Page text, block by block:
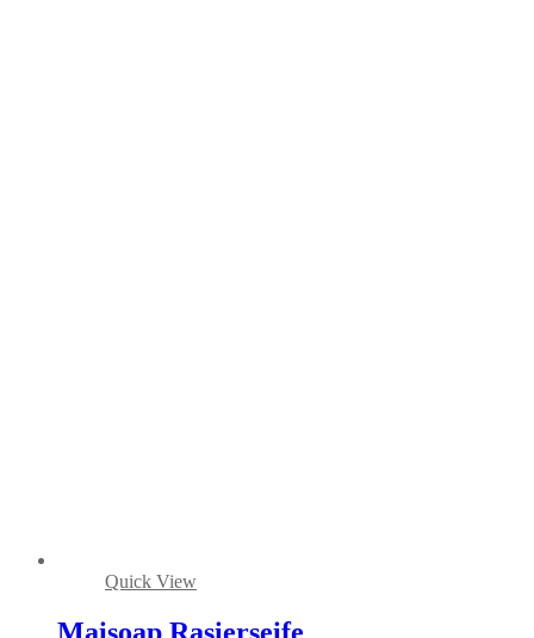
Quick View
Maisoap Rasierseife